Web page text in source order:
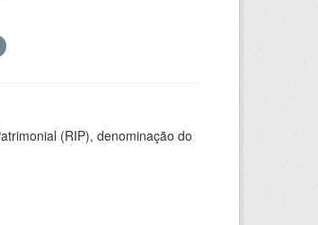
(RIP), denominação do